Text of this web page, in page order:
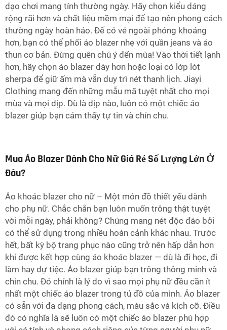
dạo chơi mang tính thường ngày. Hãy chọn kiểu dáng
rộng rãi hơn và chất liệu mềm mại để tạo nên phong cách
thường ngày hoàn hảo. Để có vẻ ngoài phóng khoáng
hơn, bạn có thể phối áo blazer nhẹ với quần jeans và áo
thun cơ bản. Đừng quên chú ý đến mùa! Vào thời tiết lạnh
hơn, hãy chọn áo blazer dày hơn hoặc loại có lớp lót
sherpa để giữ ấm mà vẫn duy trì nét thanh lịch. Jiayi
Clothing mang đến những mẫu mã tuyệt nhất cho mọi
mùa và mọi dịp. Dù là dịp nào, luôn có một chiếc áo
blazer giúp bạn cảm thấy tự tin và chỉn chu.
Mua Áo Blazer Dành Cho Nữ Giá Rẻ Số Lượng Lớn Ở
Đâu?
Áo khoác blazer cho nữ – Một món đồ thiết yếu dành
cho phụ nữ. Chắc chắn bạn luôn muốn trông thật tuyệt
vời mỗi ngày, phải không? Chúng mang nét độc đáo bởi
có thể sử dụng trong nhiều hoàn cảnh khác nhau. Trước
hết, bất kỳ bộ trang phục nào cũng trở nên hấp dẫn hơn
khi được kết hợp cùng áo khoác blazer — dù là đi học, đi
làm hay dự tiệc. Áo blazer giúp bạn trông thông minh và
chỉn chu. Đó chính là lý do vì sao mọi phụ nữ đều cần ít
nhất một chiếc áo blazer trong tủ đồ của mình. Áo blazer
có sẵn với đa dạng phong cách, màu sắc và kích cỡ. Điều
đó có nghĩa là sẽ luôn có một chiếc áo blazer phù hợp